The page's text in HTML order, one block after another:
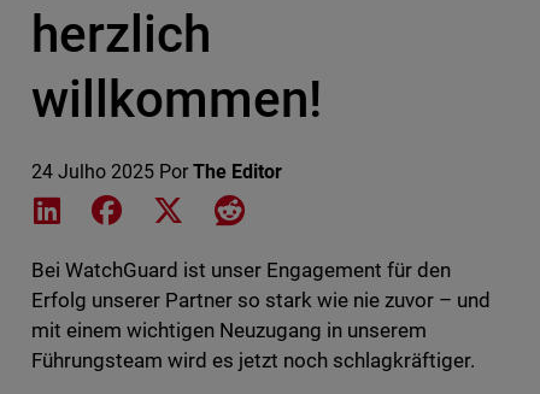
herzlich
willkommen!
24 Julho 2025 Por The Editor
Share on LinkedIn
Share on Facebook
Share on XShare on Reddit
Bei WatchGuard ist unser Engagement für den
Erfolg unserer Partner so stark wie nie zuvor – und
mit einem wichtigen Neuzugang in unserem
Führungsteam wird es jetzt noch schlagkräftiger.